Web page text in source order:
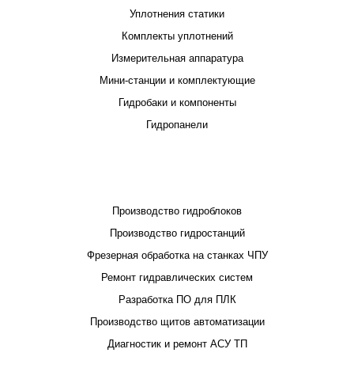
Уплотнения статики
Комплекты уплотнений
Измерительная аппаратура
Мини-станции и комплектующие
Гидробаки и компоненты
Гидропанели
Производство гидроблоков
Производство гидростанций
Фрезерная обработка на станках ЧПУ
Ремонт гидравлических систем
Разработка ПО для ПЛК
Производство щитов автоматизации
Диагностик и ремонт АСУ ТП